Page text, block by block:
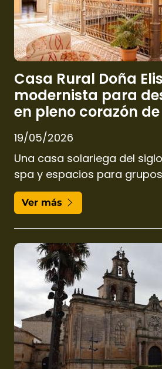
Casa Rural Doña
modernista para
en pleno corazón
19/05/2026
Una casa solariega del
spa y espacios para
corazón manchego
Ver más